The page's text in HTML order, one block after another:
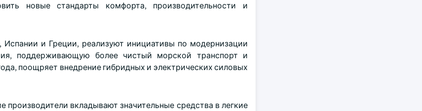
новые стандарты комфорта, производительности и
и Греции, реализуют инициативы по модернизации
поддерживающую более чистый морской транспорт и
поощряет внедрение гибридных и электрических силовых
вкладывают значительные средства в легкие